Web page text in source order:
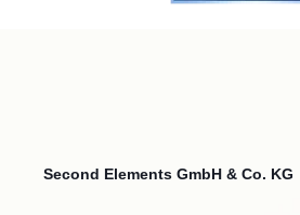
Second Elements GmbH & Co. KG